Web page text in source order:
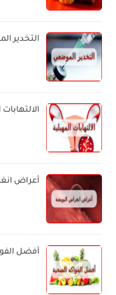
التخدير
أعراض
أفضل